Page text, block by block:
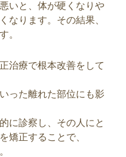
いと、体が硬くなりや
なります。その結果、
。
治療で根本改善をして
った離れた部位にも影
に診察し、その人にと
矯正することで、